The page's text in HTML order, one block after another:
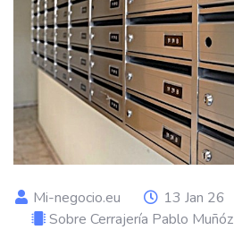
Mi-negocio.eu
13 Jan 26
Sobre Cerrajería Pablo Muñóz